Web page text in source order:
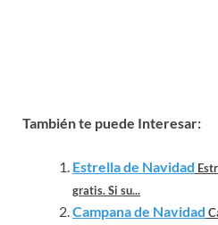
También te puede Interesar:
Estrella de Navidad
gratis. Si su...
Campana de Navidad